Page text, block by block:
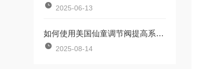
2025-06-13
如何使用美国仙童调节阀提高系统效率？
2025-08-14